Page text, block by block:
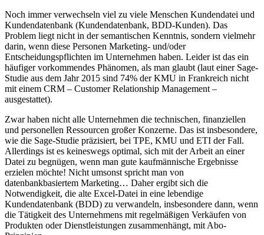
Noch immer verwechseln viel zu viele Menschen Kundendatei und
Kundendatenbank (Kundendatenbank, BDD-Kunden). Das
Problem liegt nicht in der semantischen Kenntnis, sondern vielmehr
darin, wenn diese Personen Marketing- und/oder
Entscheidungspflichten im Unternehmen haben. Leider ist das ein
häufiger vorkommendes Phänomen, als man glaubt (laut einer Sage-
Studie aus dem Jahr 2015 sind 74% der KMU in Frankreich nicht
mit einem CRM – Customer Relationship Management –
ausgestattet).
Zwar haben nicht alle Unternehmen die technischen, finanziellen
und personellen Ressourcen großer Konzerne. Das ist insbesondere,
wie die Sage-Studie präzisiert, bei TPE, KMU und ETI der Fall.
Allerdings ist es keineswegs optimal, sich mit der Arbeit an einer
Datei zu begnügen, wenn man gute kaufmännische Ergebnisse
erzielen möchte! Nicht umsonst spricht man von
datenbankbasiertem Marketing… Daher ergibt sich die
Notwendigkeit, die alte Excel-Datei in eine lebendige
Kundendatenbank (BDD) zu verwandeln, insbesondere dann, wenn
die Tätigkeit des Unternehmens mit regelmäßigen Verkäufen von
Produkten oder Dienstleistungen zusammenhängt, mit Abo-